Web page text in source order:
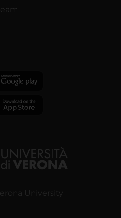
University